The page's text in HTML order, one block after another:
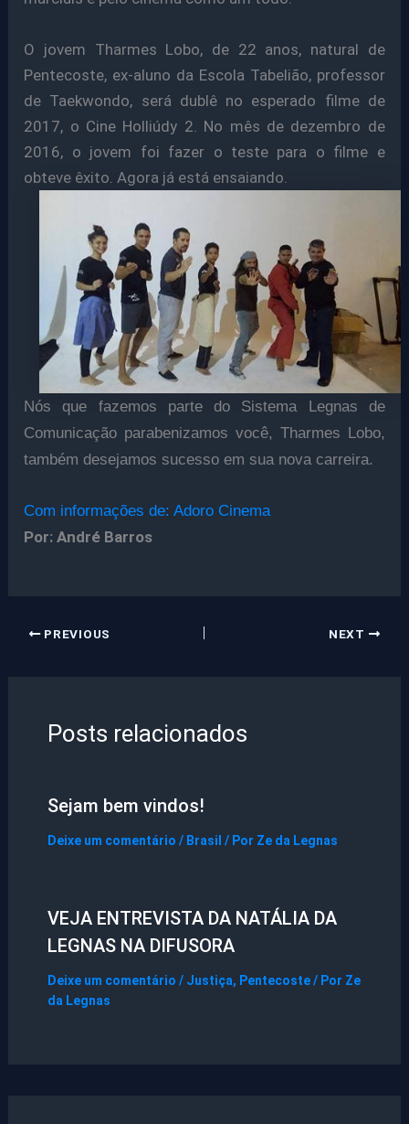
O jovem Tharmes Lobo, de 22 anos, natural de
Pentecoste, ex-aluno da Escola Tabelião, professor
de Taekwondo, será dublê no esperado filme de
2017, o Cine Holliúdy 2. No mês de dezembro de
2016, o jovem foi fazer o teste para o filme e
obteve êxito. Agora já está ensaiando.
Nós que fazemos parte do Sistema Legnas de
Comunicação parabenizamos você, Tharmes Lobo,
também desejamos sucesso em sua nova carreira.
Com informações de: Adoro Cinema
Por: André Barros
PREVIOUS NEXT
Posts relacionados
Sejam bem vindos!
Deixe um comentário / Brasil / Por Ze da Legnas
VEJA ENTREVISTA DA NATÁLIA DA
LEGNAS NA DIFUSORA
Deixe um comentário / Justiça, Pentecoste/ Por Ze
da Legnas